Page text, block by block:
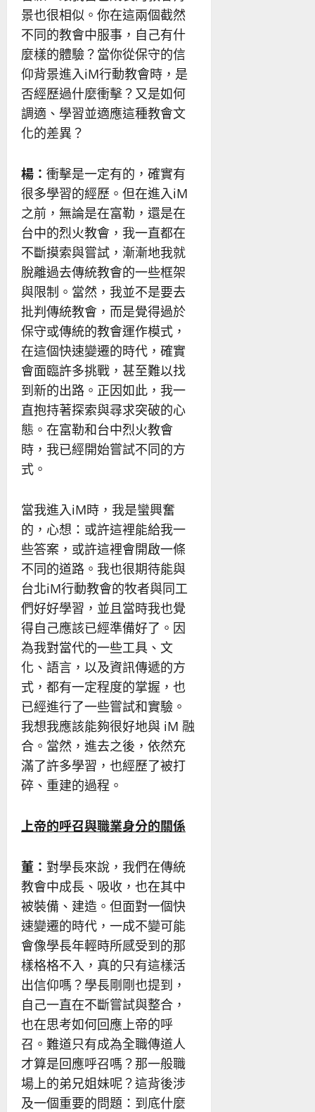
景也很相似。你在這兩個截然
不同的教會中服事，自己有什
麼樣的體驗？當你從保守的信
仰背景進入iM行動教會時，是
否經歷過什麼衝擊？又是如何
調適、學習並適應這種教會文
化的差異？
楊： 衝擊是一定有的，確實有
很多學習的經歷。但在進入iM
之前，無論是在富勒，還是在
台中的烈火教會，我一直都在
不斷摸索與嘗試，漸漸地我就
脫離過去傳統教會的一些框架
與限制。當然，我並不是要去
批判傳統教會，而是覺得過於
保守或傳統的教會運作模式，
在這個快速變遷的時代，確實
會面臨許多挑戰，甚至難以找
到新的出路。正因如此，我一
直抱持著探索與尋求突破的心
態。在富勒和台中烈火教會
時，我已經開始嘗試不同的方
式。
當我進入iM時，我是蠻興奮
的，心想：或許這裡能給我一
些答案，或許這裡會開啟一條
不同的道路。我也很期待能與
台北iM行動教會的牧者與同工
們好好學習，並且當時我也覺
得自己應該已經準備好了。因
為我對當代的一些工具、文
化、語言，以及資訊傳遞的方
式，都有一定程度的掌握，也
已經進行了一些嘗試和實驗。
我想我應該能夠很好地與 iM 融
合。當然，進去之後，依然充
滿了許多學習，也經歷了被打
碎、重建的過程。
上帝的呼召與職業身分的關係
董： 對學長來說，我們在傳統
教會中成長、吸收，也在其中
被裝備、建造。但面對一個快
速變遷的時代，一成不變可能
會像學長年輕時所感受到的那
樣格格不入，真的只有這樣活
出信仰嗎？學長剛剛也提到，
自己一直在不斷嘗試與整合，
也在思考如何回應上帝的呼
召。難道只有成為全職傳道人
才算是回應呼召嗎？那一般職
場上的弟兄姐妹呢？這背後涉
及一個重要的問題：到底什麼